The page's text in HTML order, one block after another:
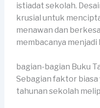
istiadat sekolah.
krusial untuk
menawan dan
membacanya menjadi
bagian-bagian Buku
Sebagian faktor
tahunan sekolah